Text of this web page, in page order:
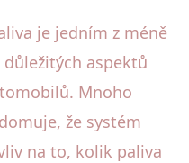
Úspory
Urbanec
je jedním z méně
aspektů
Mnoho
že systém
na to, kolik paliva